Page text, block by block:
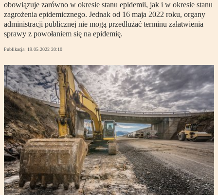
obowiązuje zarówno w okresie stanu epidemii, jak i w okresie stanu
zagrożenia epidemicznego. Jednak od 16 maja 2022 roku, organy
administracji publicznej nie mogą przedłużać terminu załatwienia
sprawy z powołaniem się na epidemię.
Publikacja: 19.05.2022 20:10